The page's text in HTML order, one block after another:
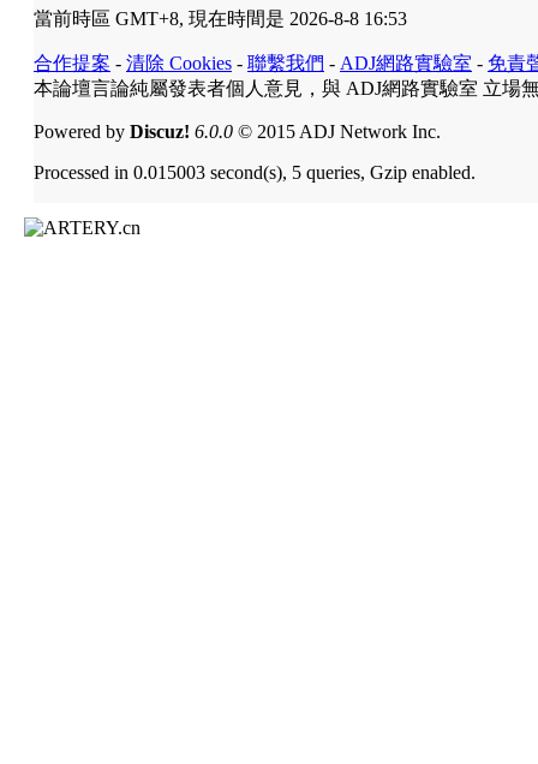
當前時區 GMT+8, 現在時間是 2026-8-8 16:53
合作提案 - 清除 Cookies - 聯繫我們 - ADJ網路實驗室 - 免責
本論壇言論純屬發表者個人意見，與 ADJ網路實驗室 立場
Powered by Discuz! 6.0.0 © 2015 ADJ Network Inc.
Processed in 0.015003 second(s), 5 queries, Gzip enabled.